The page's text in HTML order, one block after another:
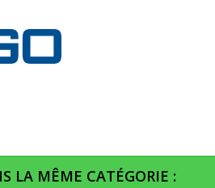
LA MÊME CATÉGORIE :